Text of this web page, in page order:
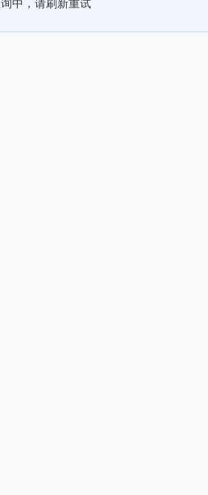
中，请刷新重试